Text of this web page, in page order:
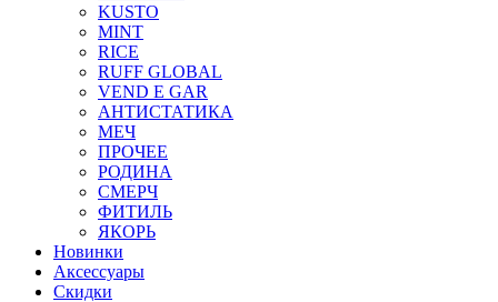
KUSTO
MINT
RICE
RUFF GLOBAL
VEND E GAR
АНТИСТАТИКА
МЕЧ
ПРОЧЕЕ
РОДИНА
СМЕРЧ
ФИТИЛЬ
ЯКОРЬ
Новинки
Аксессуары
Скидки